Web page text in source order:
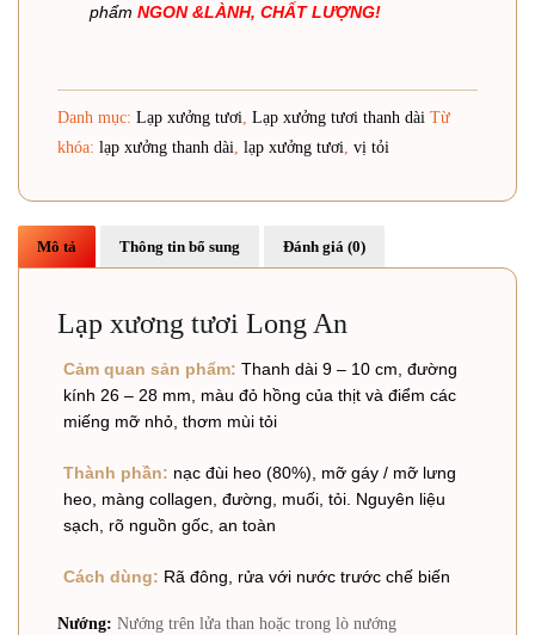
phẩm NGON &LÀNH, CHẤT LƯỢNG!
Danh mục: Lạp xưởng tươi, Lạp xưởng tươi thanh dài Từ
khóa: lạp xưởng thanh dài, lạp xưởng tươi, vị tỏi
Mô tả Thông tin bổ sung Đánh giá (0)
Lạp xương tươi Long An
Cảm quan sản phẩm: Thanh dài 9 – 10 cm, đường
kính 26 – 28 mm, màu đỏ hồng của thịt và điểm các
miếng mỡ nhỏ, thơm mùi tỏi
Thành phần: nạc đùi heo (80%), mỡ gáy / mỡ lưng
heo, màng collagen, đường, muối, tỏi. Nguyên liệu
sạch, rõ nguồn gốc, an toàn
Cách dùng: Rã đông, rửa với nước trước chế biến
Nướng: Nướng trên lửa than hoặc trong lò nướng